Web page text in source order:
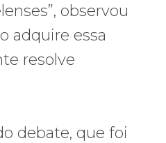
observou
adquire essa
resolve
debate, que foi